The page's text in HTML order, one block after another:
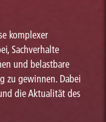
komplexer
Sachverhalte
und belastbare
zu gewinnen. Dabei
die Aktualität des